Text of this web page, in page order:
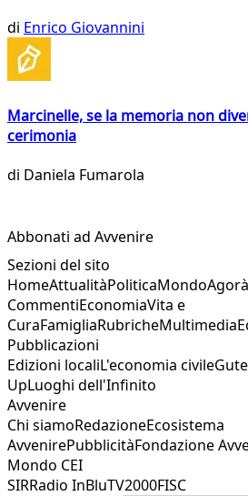
di Enrico Giovannini
Marcinelle, se la memoria non
cerimonia
di Daniela Fumarola
Abbonati ad Avvenire
Sezioni del sito
HomeAttualitàPoliticaMondoAgorà
CommentiEconomiaVita e
CuraFamigliaRubricheMultimedia
Pubblicazioni
Edizioni localiL'economia civile
UpLuoghi dell'Infinito
Avvenire
Chi siamoRedazioneEcosistema
AvvenirePubblicitàFondazione
Mondo CEI
SIRRadio InBluTV2000FISC